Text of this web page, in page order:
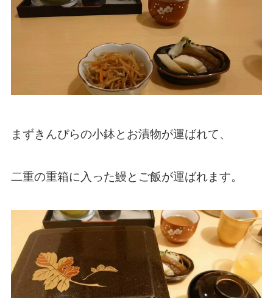
まずきんぴらの小鉢とお漬物が運ばれて、
二重の重箱に入った鰻とご飯が運ばれます。